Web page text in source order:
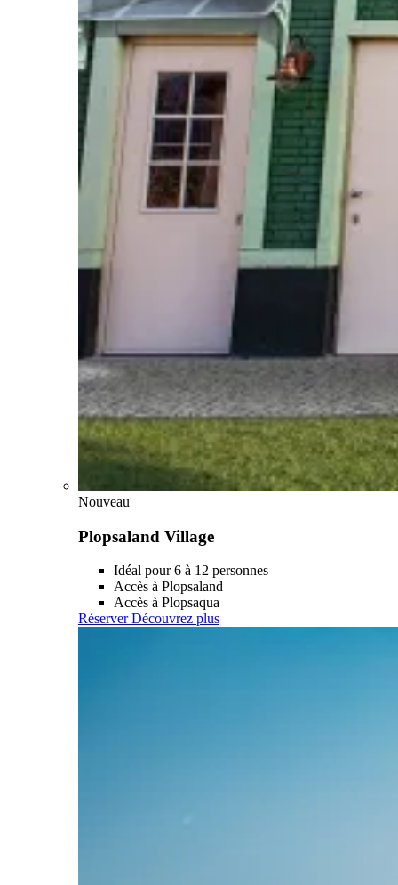
Nouveau
Plopsaland Village
Idéal pour 6 à 12 personnes
Accès à Plopsaland
Accès à Plopsaqua
Réserver Découvrez plus